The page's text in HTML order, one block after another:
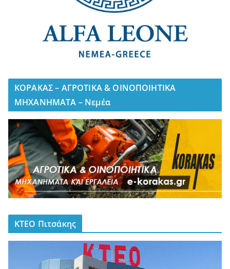
ΚΟΡΑΚΑΣ – ΑΓΡΟΤΙΚΑ & ΟΙΝΟΠΟΙΗΤΙΚΑ
ΜΗΧΑΝΗΜΑΤΑ – Νεμέα
ΚΤΕΟ Πιτσάκης